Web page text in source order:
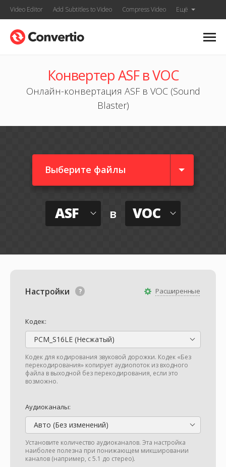
Video Editor Add Subtitles to Video Compress Video Ещё
Конвертер ASF в VOC
Онлайн-конвертация ASF в VOC (Sound
Blaster)
Выберите файлы
ASF в VOC
Расширенные
Настройки
Кодек:
PCM_S16LE (Несжатый)
Кодек для кодирования звуковой дорожки. Кодек «Без
перекодирования» копирует аудиопоток из входного
файла в выходной без перекодирования, если это
возможно.
Аудиоканалы:
Авто (Без изменений)
Установите количество аудиоканалов. Эта настройка
наиболее полезна при понижающем микшировании
каналов (например, с 5.1 до стерео).